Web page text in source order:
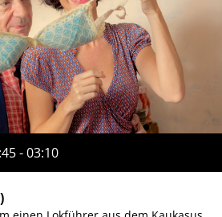
- 03:10